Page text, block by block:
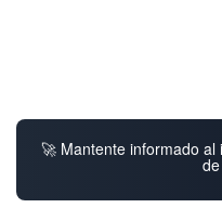
🚀 Mantente informado